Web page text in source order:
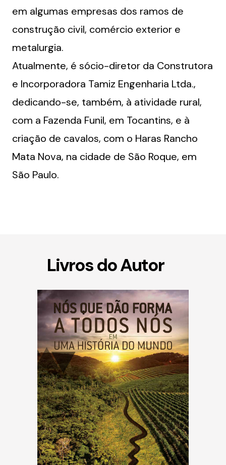
em algumas empresas dos ramos de
construção civil, comércio exterior e
metalurgia.
Atualmente, é sócio-diretor da Construtora
e Incorporadora Tamiz Engenharia Ltda.,
dedicando-se, também, à atividade rural,
com a Fazenda Funil, em Tocantins, e à
criação de cavalos, com o Haras Rancho
Mata Nova, na cidade de São Roque, em
São Paulo.
Livros do Autor